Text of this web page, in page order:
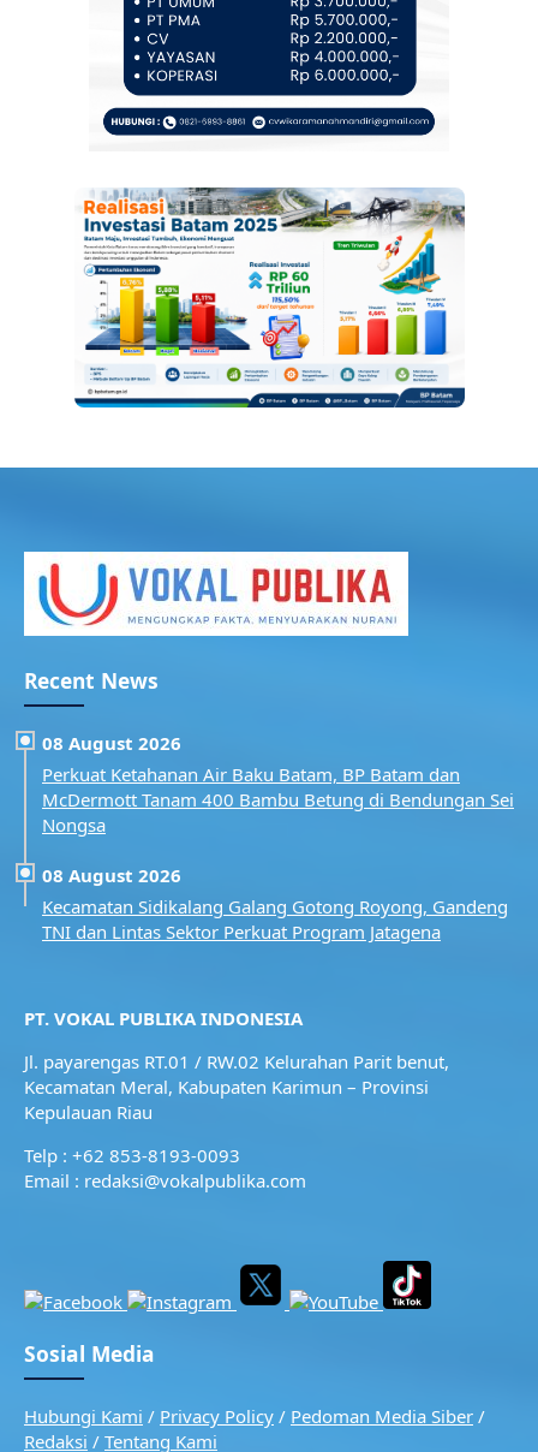
Recent News
08 August 2026
Perkuat Ketahanan Air Baku Batam, BP Batam dan
McDermott Tanam 400 Bambu Betung di Bendungan Sei
Nongsa
08 August 2026
Kecamatan Sidikalang Galang Gotong Royong, Gandeng
TNI dan Lintas Sektor Perkuat Program Jatagena
PT. VOKAL PUBLIKA INDONESIA
Jl. payarengas RT.01 / RW.02 Kelurahan Parit benut,
Kecamatan Meral, Kabupaten Karimun – Provinsi
Kepulauan Riau
Telp : +62 853-8193-0093
Email : redaksi@vokalpublika.com
Sosial Media
Hubungi Kami / Privacy Policy / Pedoman Media Siber /
Redaksi / Tentang Kami